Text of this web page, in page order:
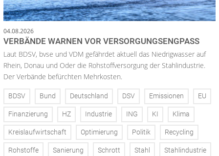
04.08.2026
VERBÄNDE WARNEN VOR VERSORGUNGSENGPASS
Laut BDSV, bvse und VDM gefährdet aktuell das Niedrigwasser auf
Rhein, Donau und Oder die Rohstoffversorgung der Stahlindustrie.
Der Verbände befürchten Mehrkosten.
BDSV Bund Deutschland DSV Emissionen EU
Finanzierung HZ Industrie ING KI Klima
Kreislaufwirtschaft Optimierung Politik Recycling
Rohstoffe Sanierung Schrott Stahl Stahlindustrie